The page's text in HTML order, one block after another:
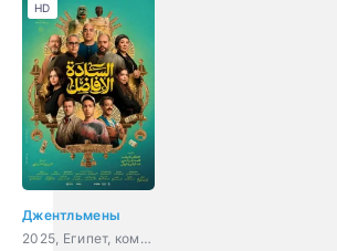
Джентльмены
2025, Египет, комедия
HD